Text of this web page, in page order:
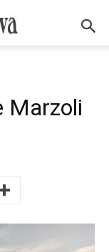
Marzoli